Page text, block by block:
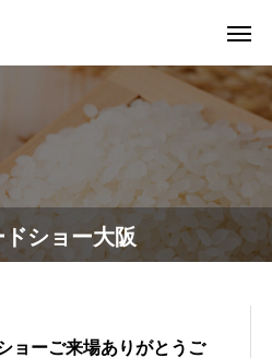
ドショー大阪
ョーご来場ありがとうご